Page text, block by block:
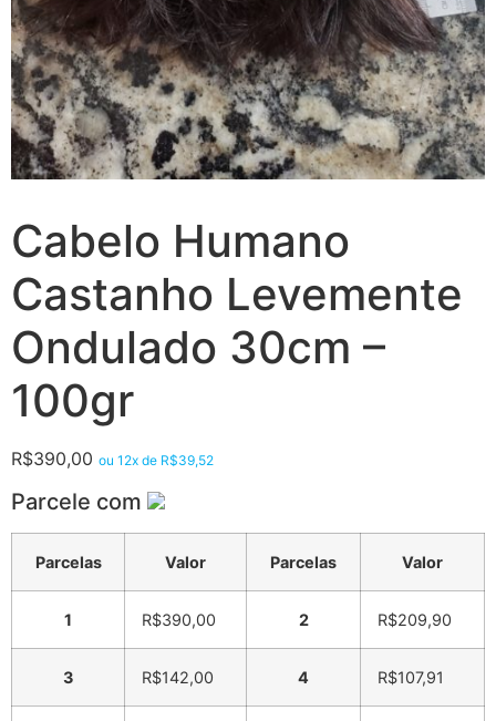
Cabelo Humano
Castanho Levemente
Ondulado 30cm –
100gr
R$390,00 ou 12x de R$39,52
Parcele com
Parcelas Valor Parcelas Valor
1 R$390,00 2 R$209,90
3 R$142,00 4 R$107,91